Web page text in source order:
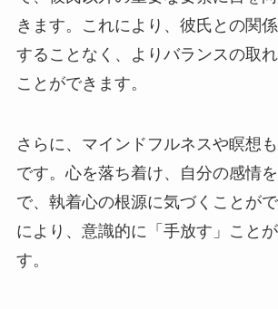
きます。これにより、彼氏との関
することなく、よりバランスの取
ことができます。
さらに、マインドフルネスや瞑想
です。心を落ち着け、自分の感情
で、執着心の根源に気づくことが
により、意識的に「手放す」こと
す。